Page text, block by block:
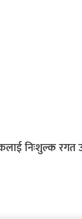
निःशुल्क